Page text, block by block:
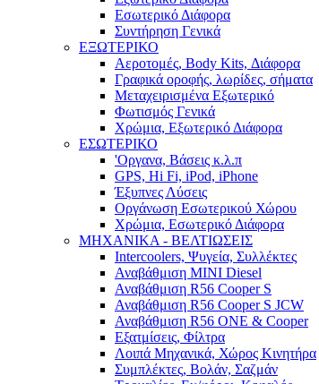
Εσωτερικό Διάφορα
Συντήρηση Γενικά
ΕΞΩΤΕΡΙΚΟ
Αεροτομές, Body Kits, Διάφορα
Γραφικά οροφής, λωρίδες, σήματα
Μεταχειρισμένα Εξωτερικό
Φωτισμός Γενικά
Χρώμια, Εξωτερικό Διάφορα
ΕΣΩΤΕΡΙΚΟ
'Οργανα, Βάσεις κ.λ.π
GPS, Hi Fi, iPod, iPhone
Έξυπνες Λύσεις
Οργάνωση Εσωτερικού Χώρου
Χρώμια, Εσωτερικό Διάφορα
ΜΗΧΑΝΙΚΑ - ΒΕΛΤΙΩΣΕΙΣ
Intercoolers, Ψυγεία, Συλλέκτες
Αναβάθμιση MINI Diesel
Αναβάθμιση R56 Cooper S
Αναβάθμιση R56 Cooper S JCW
Αναβάθμιση R56 ONE & Cooper
Εξατμίσεις, Φίλτρα
Λοιπά Μηχανικά, Χώρος Κινητήρα
Συμπλέκτες, Βολάν, Σαζμάν